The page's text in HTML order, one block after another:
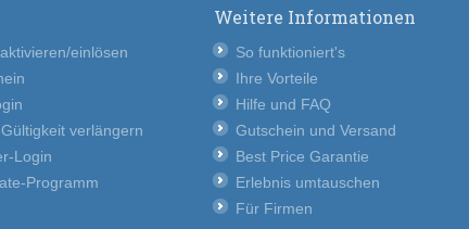
einlösen
verlängern
Login
Programm
Weitere Informationen
So funktioniert's
Ihre Vorteile
Hilfe und FAQ
Gutschein und Versand
Best Price Garantie
Erlebnis umtauschen
Für Firmen